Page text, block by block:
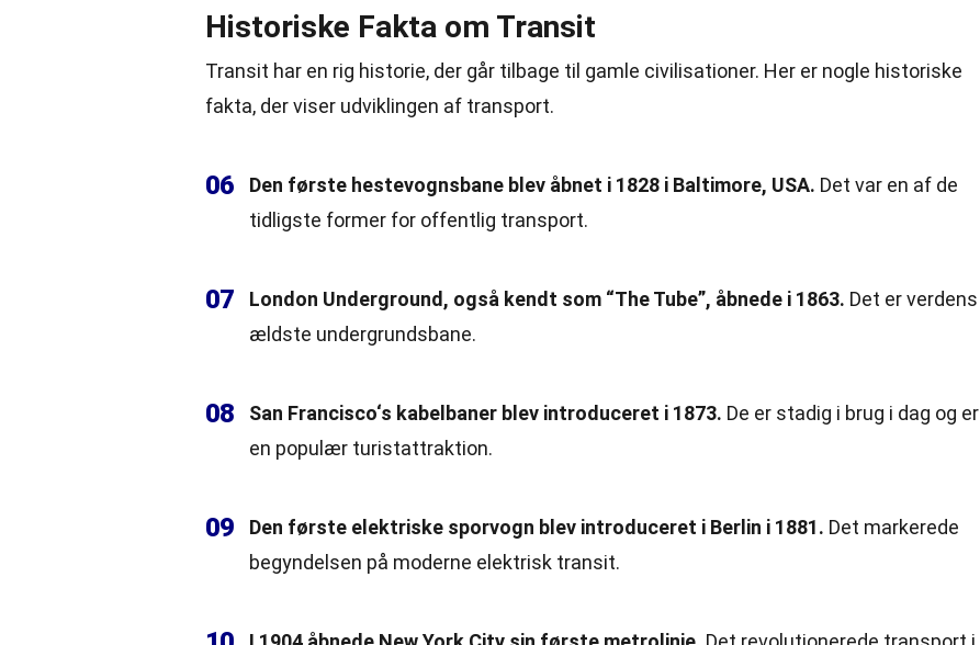
Historiske Fakta om Transit
Transit har en rig historie, der går tilbage til gamle civilisationer. Her er nogle historiske
fakta, der viser udviklingen af transport.
06 Den første hestevognsbane blev åbnet i 1828 i Baltimore, USA. Det var en af de
tidligste former for offentlig transport.
07 London Underground, også kendt som “The Tube”, åbnede i 1863. Det er verdens
ældste undergrundsbane.
08 San Francisco‘s kabelbaner blev introduceret i 1873. De er stadig i brug i dag og er
en populær turistattraktion.
09 Den første elektriske sporvogn blev introduceret i Berlin i 1881. Det markerede
begyndelsen på moderne elektrisk transit.